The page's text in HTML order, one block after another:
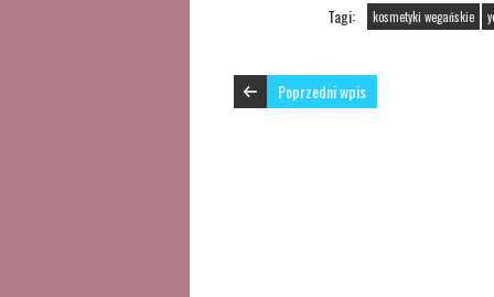
Tagi: kosmetyki wegańskie
Poprzedni wpis